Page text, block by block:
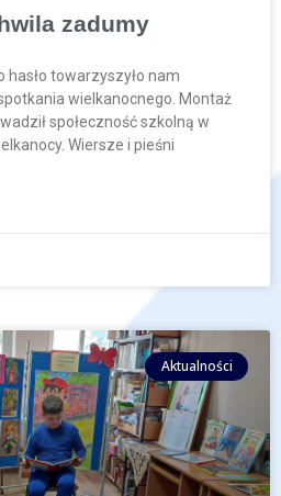
zadumy
hasło towarzyszyło nam
wielkanocnego. Montaż
społeczność szkolną w
Wiersze i pieśni
Aktualności